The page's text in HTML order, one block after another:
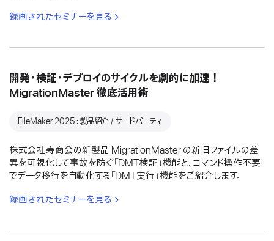
録画されたセミナーを見る
開発・検証・デプロイのサイクルを劇的に加速！
MigrationMaster 徹底活用術
FileMaker 2025：製品紹介 / サードパーティ
株式会社寿商会の新製品 MigrationMaster の新旧ファイルの差
異を可視化して事故を防ぐ「DMT検証」機能と、コマンド操作不要
でデータ移行を自動化する「DMT実行」機能をご紹介します。
録画されたセミナーを見る